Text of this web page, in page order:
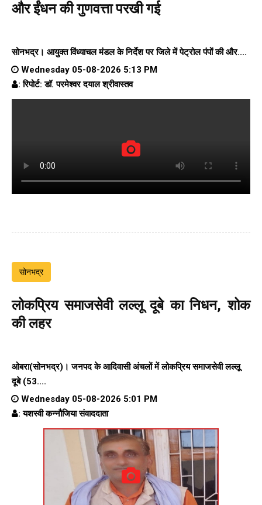
और ईंधन की गुणवत्ता परखी गई
सोनभद्र। आयुक्त विंध्याचल मंडल के निर्देश पर जिले में पेट्रोल पंपों की और....
Wednesday 05-08-2026 5:13 PM
: रिपोर्ट: डॉ. परमेश्वर दयाल श्रीवास्तव
सोनभद्र
लोकप्रिय समाजसेवी लल्लू दूबे का निधन, शोक
की लहर
ओबरा(सोनभद्र)। जनपद के आदिवासी अंचलों में लोकप्रिय समाजसेवी लल्लू
दूबे (53....
Wednesday 05-08-2026 5:01 PM
: यशस्वी कन्नौजिया संवाददाता